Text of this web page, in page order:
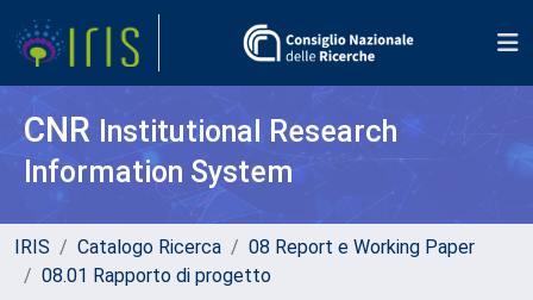
CNR Institutional Research
Information System
IRIS Catalogo Ricerca
08 Report e Working Paper
08.01 Rapporto di progetto